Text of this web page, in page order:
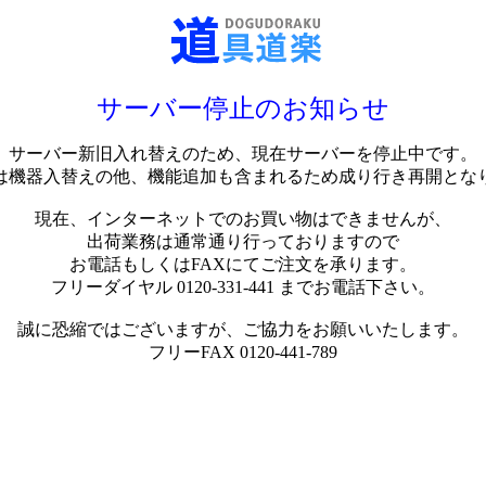
サーバー停止のお知らせ
サーバー新旧入れ替えのため、現在サーバーを停止中です。
機器入替えの他、機能追加も含まれるため成り行き再開とな
現在、インターネットでのお買い物はできませんが、
出荷業務は通常通り行っておりますので
お電話もしくはFAXにてご注文を承ります。
フリーダイヤル 0120-331-441 までお電話下さい。
誠に恐縮ではございますが、ご協力をお願いいたします。
フリーFAX 0120-441-789